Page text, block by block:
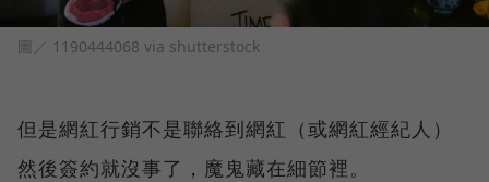
圖／ 1190444068 via shutterstock
但是網紅行銷不是聯絡到網紅（或網紅經紀人）
然後簽約就沒事了，魔鬼藏在細節裡。